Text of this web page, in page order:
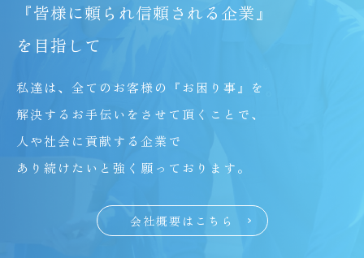
『皆様に頼られ信頼される企業』
を目指して
私達は、全てのお客様の『お困り事』を
解決するお手伝いをさせて頂くことで、
人や社会に貢献する企業で
あり続けたいと強く願っております。
会社概要はこちら